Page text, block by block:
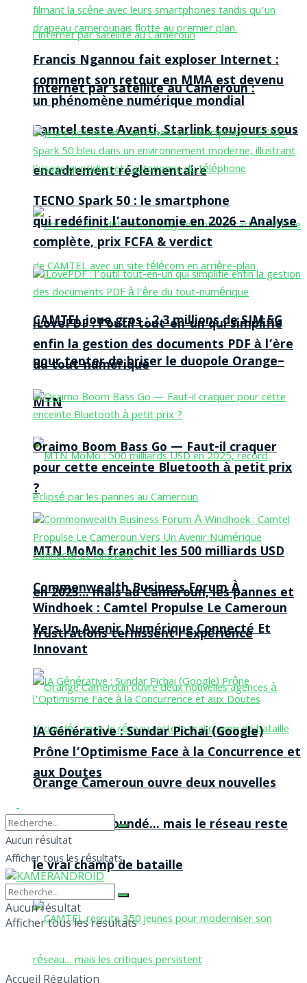
Internet par satellite au Cameroun :
Camtel teste Avanti, Starlink toujours sous
encadrement réglementaire
CAMTEL joue gros : 2,3 millions de SIM 5G
pour tenter de briser le duopole Orange–
MTN
MTN MoMo franchit les 500 milliards USD
en 2025… mais au Cameroun, les pannes et
frustrations ternissent l’expérience
Orange Cameroun ouvre deux nouvelles
agences à Yaoundé… mais le réseau reste
le vrai champ de bataille
Francis Ngannou fait exploser Internet :
comment son retour en MMA est devenu
un phénomène numérique mondial
TECNO Spark 50 : le smartphone
qui redéfinit l’autonomie en 2026 – Analyse
complète, prix FCFA & verdict
iLovePDF : l’outil tout-en-un qui simplifie
enfin la gestion des documents PDF à l’ère
du tout-numérique
Oraimo Boom Bass Go — Faut-il craquer
pour cette enceinte Bluetooth à petit prix
?
Commonwealth Business Forum À
Windhoek : Camtel Propulse Le Cameroun
Vers Un Avenir Numérique Connecté Et
Innovant
IA Générative : Sundar Pichai (Google)
Prône l’Optimisme Face à la Concurrence et
aux Doutes
Aucun résultat
Afficher tous les résultats
Aucun résultat
Afficher tous les résultats
Accueil Régulation